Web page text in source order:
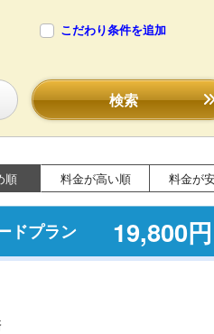
こだわり条件を追加
検索
順 料金が高い順 料金が
ドプラン 19,800円